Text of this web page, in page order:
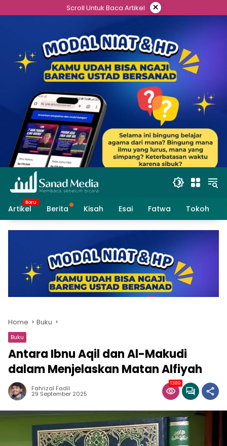
to
Scroll Untuk Baca Artikel ×
Artikel Berita Kisah Esai Fatwa Tokoh
Home Buku
Buku
Antara Ibnu Aqil dan Al-Makudi
dalam Menjelaskan Matan Alfiyah
Fahrizal Fadil
29 September 2025
1389